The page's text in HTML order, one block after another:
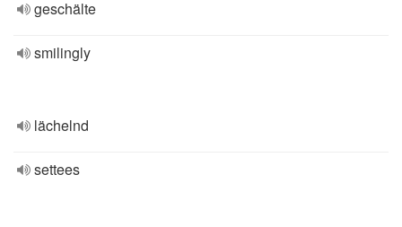
geschälte
smilingly
lächelnd
settees